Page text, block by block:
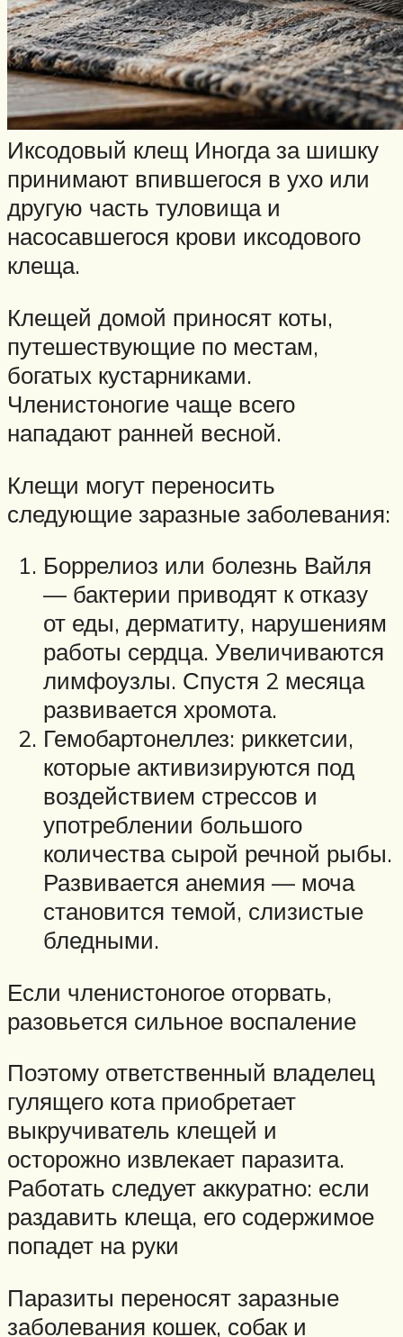
Иксодовый клещ Иногда за шишку
принимают впившегося в ухо или
другую часть туловища и
насосавшегося крови иксодового
клеща.
Клещей домой приносят коты,
путешествующие по местам,
богатых кустарниками.
Членистоногие чаще всего
нападают ранней весной.
Клещи могут переносить
следующие заразные заболевания:
Боррелиоз или болезнь Вайля
— бактерии приводят к отказу
от еды, дерматиту, нарушениям
работы сердца. Увеличиваются
лимфоузлы. Спустя 2 месяца
развивается хромота.
Гемобартонеллез: риккетсии,
которые активизируются под
воздействием стрессов и
употреблении большого
количества сырой речной рыбы.
Развивается анемия — моча
становится темой, слизистые
бледными.
Если членистоногое оторвать,
разовьется сильное воспаление
Поэтому ответственный владелец
гулящего кота приобретает
выкручиватель клещей и
осторожно извлекает паразита.
Работать следует аккуратно: если
раздавить клеща, его содержимое
попадет на руки
Паразиты переносят заразные
заболевания кошек, собак и